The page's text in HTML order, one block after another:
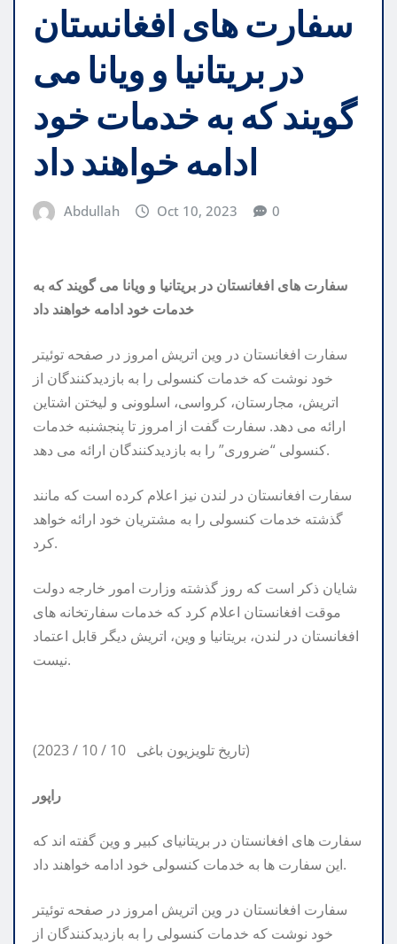
سفارت های افغانستان
در بریتانیا و ویانا می
گویند که به خدمات خود
ادامه خواهند داد
Abdullah Oct 10, 2023 0
سفارت های افغانستان در بریتانیا و ویانا می گویند که به
خدمات خود ادامه خواهند داد
سفارت افغانستان در وین اتریش امروز در صفحه توئیتر
خود نوشت که خدمات کنسولی را به بازدیدکنندگان از
اتریش، مجارستان، کرواسی، اسلوونی و لیختن اشتاین
ارائه می دهد. سفارت گفت از امروز تا پنجشنبه خدمات
کنسولی “ضروری” را به بازدیدکنندگان ارائه می دهد.
سفارت افغانستان در لندن نیز اعلام کرده است که مانند
گذشته خدمات کنسولی را به مشتریان خود ارائه خواهد
کرد.
شایان ذکر است که روز گذشته وزارت امور خارجه دولت
موقت افغانستان اعلام کرد که خدمات سفارتخانه های
افغانستان در لندن، بریتانیا و وین، اتریش دیگر قابل اعتماد
نیست.
(2023 / 10 / 10 تاریخ تلویزیون باغی)
سفارت های افغانستان در بریتانیای کبیر و وین گفته اند که
این سفارت ها به خدمات کنسولی خود ادامه خواهند داد.
سفارت افغانستان در وین اتریش امروز در صفحه توئیتر
خود نوشت که خدمات کنسولی را به بازدیدکنندگان از